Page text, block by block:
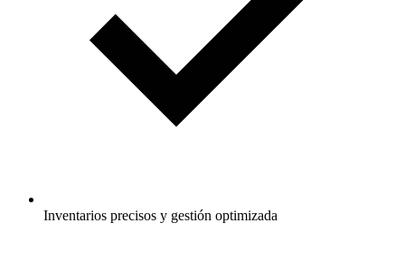
Inventarios precisos y gestión optimizada